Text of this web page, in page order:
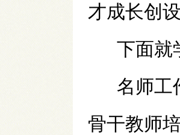
才成长创
下面就
名师工
骨干教师